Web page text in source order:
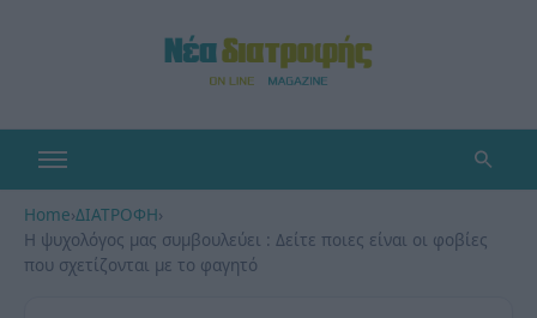
Home›ΔΙΑΤΡΟΦΗ›
Η ψυχολόγος μας συμβουλεύει : Δείτε ποιες είναι οι φοβίες
που σχετίζονται με το φαγητό